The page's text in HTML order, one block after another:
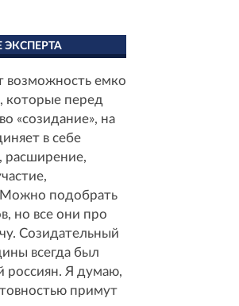
возможность емко
которые перед
«созидание», на
в себе
расширение,
подобрать
но все они про
Созидательный
всегда был
россиян. Я думаю,
примут